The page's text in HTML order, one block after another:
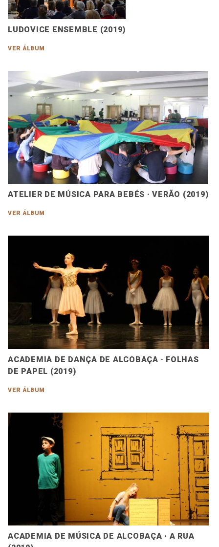
LUDOVICE ENSEMBLE (2019)
VER ÁLBUM
ATELIER DE MÚSICA PARA BEBÉS · VERÃO (2019)
VER ÁLBUM
ACADEMIA DE DANÇA DE ALCOBAÇA · FOLHAS
DE PAPEL (2019)
VER ÁLBUM
ACADEMIA DE MÚSICA DE ALCOBAÇA · A RUA